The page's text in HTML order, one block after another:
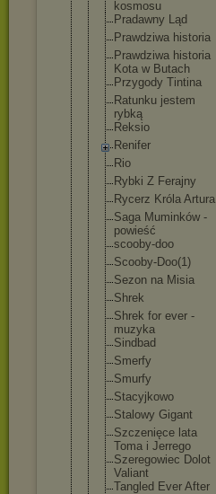
kosmosu
Pradawny Ląd
Prawdziwa historia
Prawdziwa historia
Kota w Butach
Przygody Tintina
Ratunku jestem
rybką
Reksio
Renifer
Rio
Rybki Z Ferajny
Rycerz Króla Artura
Saga Muminków -
powieść
scooby-doo
Scooby-Doo(1)
Sezon na Misia
Shrek
Shrek for ever -
muzyka
Sindbad
Smerfy
Smurfy
Stacyjkowo
Stalowy Gigant
Szczenięce lata
Toma i Jerrego
Szeregowiec Dolot
Valiant
Tangled Ever After